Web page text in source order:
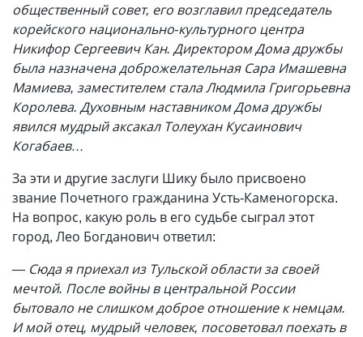
общественный совет, его возглавил председатель
корейского национально-культурного центра
Никифор Сергеевич Кан. Директором Дома дружбы
была назначена доброжелательная Сара Имашевна
Мамиева, заместителем стала Людмила Григорьевна
Королева. Духовным наставником Дома дружбы
явился мудрый аксакал Толеухан Кусаинович
Когабаев…
За эти и другие заслуги Шику было присвоено
звание Почетного гражданина Усть-Каменогорска.
На вопрос, какую роль в его судьбе сыграл этот
город, Лео Богданович ответил:
— Сюда я приехал из Тульской области за своей
мечтой. После войны в центральной России
бытовало не слишком доброе отношение к немцам.
И мой отец, мудрый человек, посоветовал поехать в